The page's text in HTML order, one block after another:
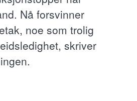
Nå forsvinner
noe som trolig
skriver